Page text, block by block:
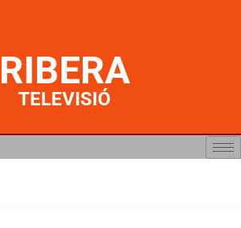
RIBERA
TELEVISIÓ